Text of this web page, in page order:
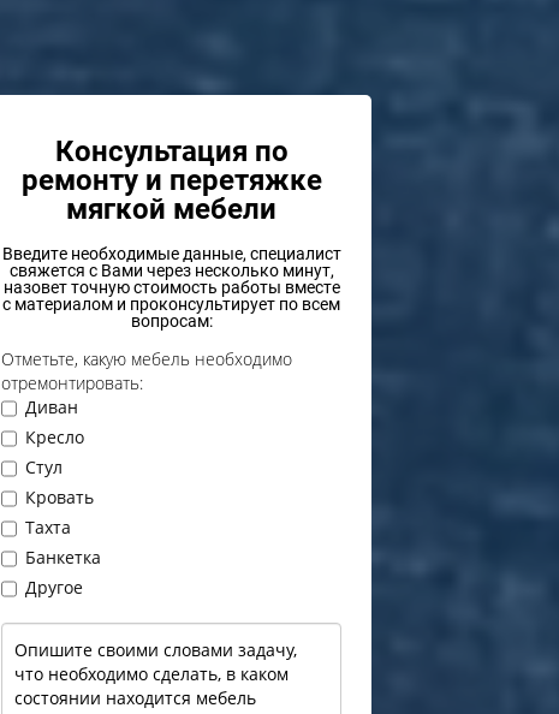
Консультация по
ремонту и перетяжке
мягкой мебели
Введите необходимые данные, специалист
свяжется с Вами через несколько минут,
назовет точную стоимость работы вместе
с материалом и проконсультирует по всем
вопросам:
Отметьте, какую мебель необходимо
отремонтировать:
Диван
Кресло
Стул
Кровать
Тахта
Банкетка
Другое